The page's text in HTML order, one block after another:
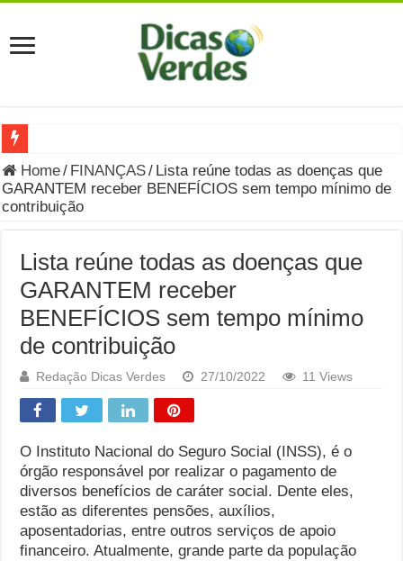
Grávida Pode Comer Pastrami? Saiba Quando o Consumo é
8 Bebidas saudáveis e ricas em eletrólitos: quais são e
Carta Psicografada de Isabella Nardoni : O que Diz a
Grávida pode comer picles e alimentos em conserva durante
Grávida pode comer Ceviche? Entenda os riscos na gravidez
Carta Psicografada João Hélio: Revelação, Paz e a Lei do
Carta Psicografada de Eduardo Campos
Home/ FINANÇAS/ Lista reúne todas as doenças que
GARANTEM receber BENEFÍCIOS sem tempo mínimo de
contribuição
Lista reúne todas as doenças que
GARANTEM receber
BENEFÍCIOS sem tempo mínimo
de contribuição
Redação Dicas Verdes 27/10/2022 11 Views
O Instituto Nacional do Seguro Social (INSS), é o
órgão responsável por realizar o pagamento de
diversos benefícios de caráter social. Dente eles,
estão as diferentes pensões, auxílios,
aposentadorias, entre outros serviços de apoio
financeiro. Atualmente, grande parte da população